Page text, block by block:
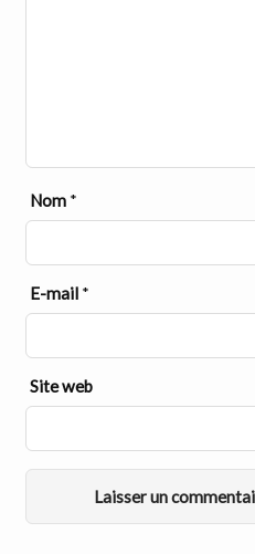
Nom *
E-mail *
Site web